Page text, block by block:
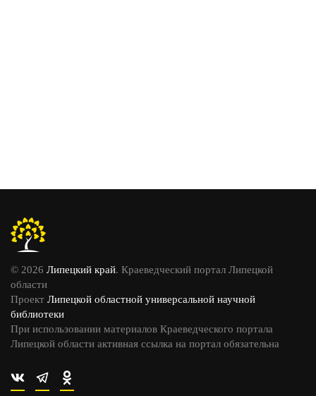
© 2026 Липецкий край. Краеведческий портал Липецкой
области
Проект Липецкой областной универсальной научной
библиотеки
При использовании материалов Краеведческого портала
Липецкой области активная ссылка на портал обязательна